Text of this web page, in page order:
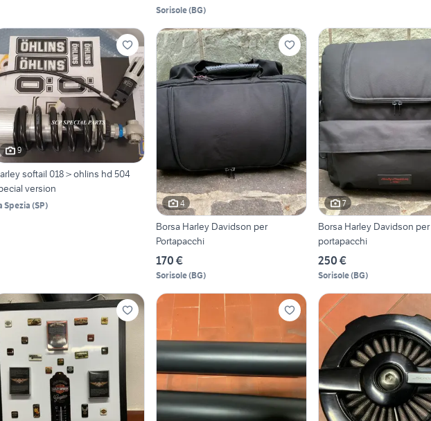
Sorisole(BG)
9
softail 018 > ohlins hd 504
version
Spezia (SP) 4
Borsa Harley Davidson per
Portapacchi
170 €
Sorisole(BG)
7
Borsa Harley Davidson per
portapacchi
250 €
Sorisole(BG)